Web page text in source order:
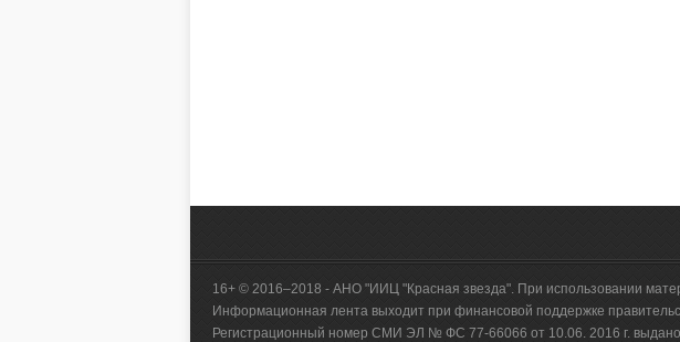
16+ © 2016–2018 - АНО "ИИЦ "Красная звезда". При использовании
Информационная лента выходит при финансовой поддержке
Регистрационный номер СМИ ЭЛ № ФС 77-66066 от 10.06. 2016 г.